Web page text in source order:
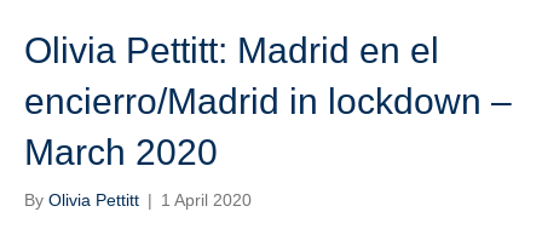
Olivia Pettitt: Madrid en el
encierro/Madrid in lockdown –
March 2020
By Olivia Pettitt | 1 April 2020